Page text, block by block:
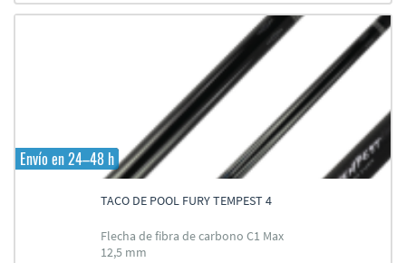
Envío en 24–48 h
TACO DE POOL FURY TEMPEST 4
Flecha de fibra de carbono C1 Max
12,5 mm